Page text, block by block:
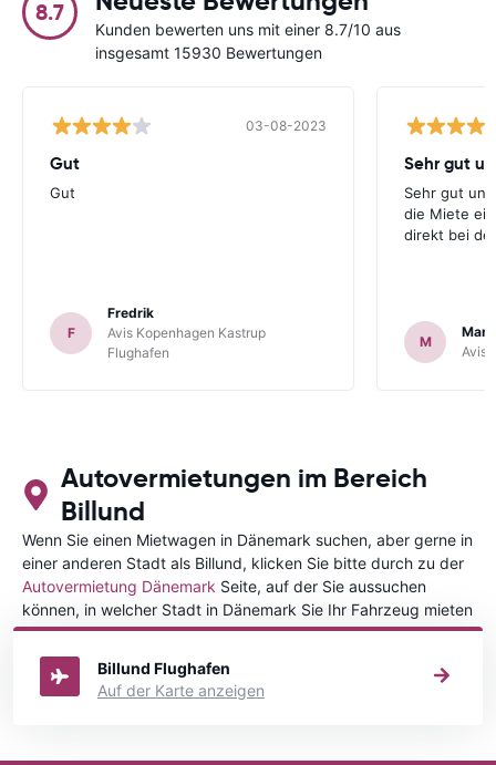
8.7
Kunden bewerten uns mit einer 8.7/10 aus
insgesamt 15930 Bewertungen
03-08-2023
Gut
Gut
F
Fredrik
Avis Kopenhagen Kastrup
Flughafen
Sehr gut
die Miete
direkt bei
M
Avis
Autovermietungen im Bereich
Billund
Wenn Sie einen Mietwagen in Dänemark suchen, aber gerne in
einer anderen Stadt als Billund, klicken Sie bitte durch zu der
Autovermietung Dänemark Seite, auf der Sie aussuchen
können, in welcher Stadt in Dänemark Sie Ihr Fahrzeug mieten
wollen.
Billund Flughafen
Auf der Karte anzeigen